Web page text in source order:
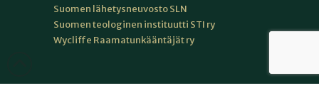
Suomen lähetysneuvosto SLN
Suomen teologinen instituutti STI ry
Wycliffe Raamatunkääntäjät ry